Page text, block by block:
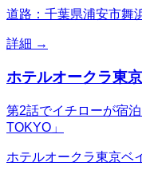
道路：千葉県浦安市舞
詳細 →
ホテルオークラ東
第2話でイチローが宿
TOKYO」
ホテルオークラ東京ベ